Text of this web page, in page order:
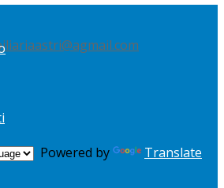
Powered by
Translate